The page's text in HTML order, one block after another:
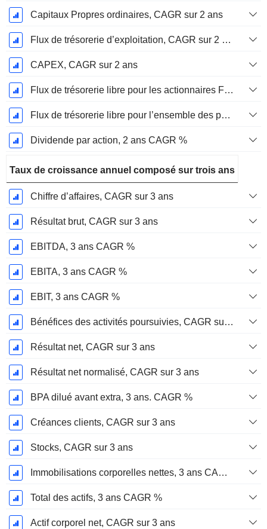
Capitaux Propres ordinaires, CAGR sur 2 ans
Flux de trésorerie d’exploitation, CAGR sur 2 ans
CAPEX, CAGR sur 2 ans
Flux de trésorerie libre pour les actionnaires FCFE, CAGR sur 2 ans
Flux de trésorerie libre pour l’ensemble des pourvoyeurs de fonds (créanciers et actionnaires) FCFF, CAGR sur 2 ans
Dividende par action, 2 ans CAGR %
Taux de croissance annuel composé sur trois ans
Chiffre d’affaires, CAGR sur 3 ans
Résultat brut, CAGR sur 3 ans
EBITDA, 3 ans CAGR %
EBITA, 3 ans CAGR %
EBIT, 3 ans CAGR %
Bénéfices des activités poursuivies, CAGR sur 3 ans
Résultat net, CAGR sur 3 ans
Résultat net normalisé, CAGR sur 3 ans
BPA dilué avant extra, 3 ans. CAGR %
Créances clients, CAGR sur 3 ans
Stocks, CAGR sur 3 ans
Immobilisations corporelles nettes, 3 ans CAGR %
Total des actifs, 3 ans CAGR %
Actif corporel net, CAGR sur 3 ans